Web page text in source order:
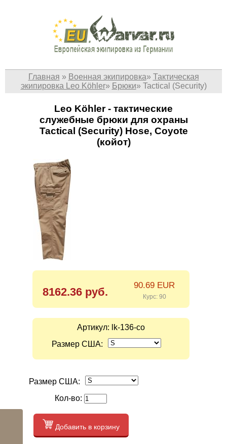
Главная » Военная экипировка» Тактическая
экипировка Leo Köhler» Брюки» Tactical (Security)
Leo Köhler - тактические
служебные брюки для охраны
Tactical (Security) Hose, Coyote
(кoйот)
8162.36 руб.
90.69 EUR
Курс: 90
Артикул:
lk-136-co
Размер США:
Размер США:
Кол-во:
Добавить в корзину